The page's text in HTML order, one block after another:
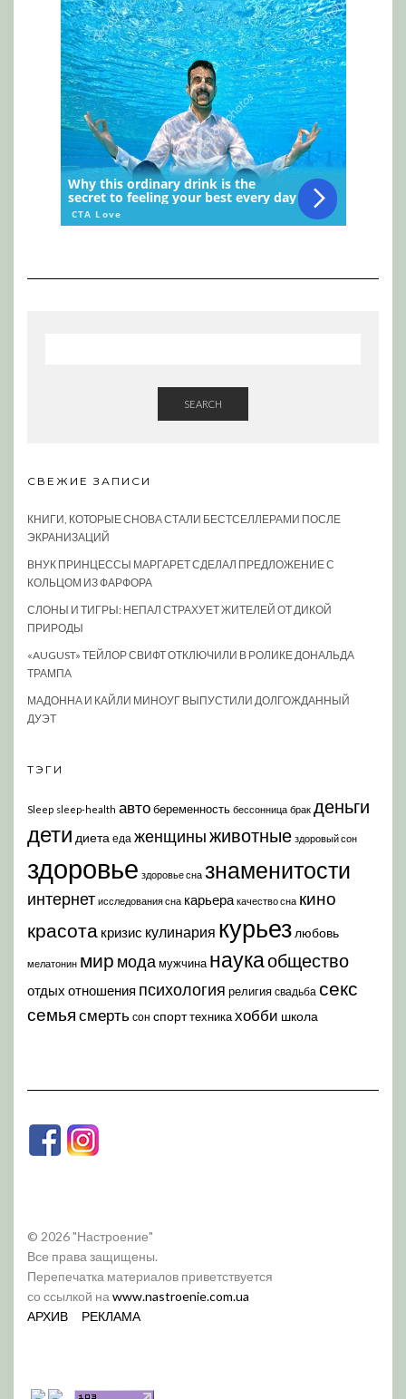
SEARCH
СВЕЖИЕ ЗАПИСИ
КНИГИ, КОТОРЫЕ СНОВА СТАЛИ БЕСТСЕЛЛЕРАМИ ПОСЛЕ
ЭКРАНИЗАЦИЙ
ВНУК ПРИНЦЕССЫ МАРГАРЕТ СДЕЛАЛ ПРЕДЛОЖЕНИЕ С
КОЛЬЦОМ ИЗ ФАРФОРА
СЛОНЫ И ТИГРЫ: НЕПАЛ СТРАХУЕТ ЖИТЕЛЕЙ ОТ ДИКОЙ
ПРИРОДЫ
«AUGUST» ТЕЙЛОР СВИФТ ОТКЛЮЧИЛИ В РОЛИКЕ ДОНАЛЬДА
ТРАМПА
МАДОННА И КАЙЛИ МИНОУГ ВЫПУСТИЛИ ДОЛГОЖДАННЫЙ
ДУЭТ
ТЭГИ
Sleep sleep-health автобеременность бессонница брак деньги
дети диета еда женщиныживотные здоровый сон
здоровье здоровье сна знаменитости
интернет исследования сна карьера качество сна кино
красота кризис кулинария курьез любовь
мелатонин мир модамужчина наукаобщество
отдых отношения психология религия свадьба секс
семья смерть сон спорттехникахобби школа
© 2026 "Настроение"
Все права защищены.
Перепечатка материалов приветствуется
со ссылкой на www.nastroenie.com.ua
АРХИВ
РЕКЛАМА